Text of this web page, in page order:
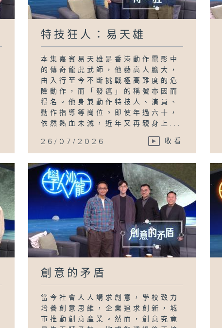
特技狂人：易天雄
本集嘉賓易天雄是香港動作電影中
的傳奇龍虎武師，他藝高人膽大，
由入行至今不斷挑戰極高難度的危
險動作，而「發瘟」的稱號亦因而
得名。他身兼動作特技人、演員、
動作指導等崗位。即使年過六十，
依然熱血未減，近年又再親身上...
26/07/2026 收看
創意的矛盾
當今社會人人講求創意，學校致力
培養創意思維，企業追求創新，城
市推動創意產業。然而，創意究竟